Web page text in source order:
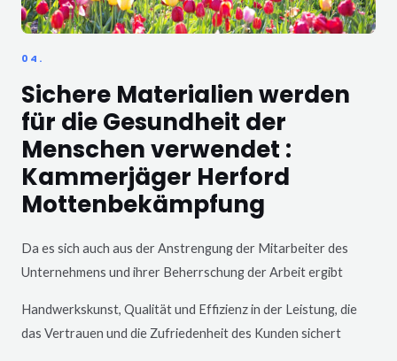
04.
Sichere Materialien werden
für die Gesundheit der
Menschen verwendet :
Kammerjäger Herford
Mottenbekämpfung
Da es sich auch aus der Anstrengung der Mitarbeiter des
Unternehmens und ihrer Beherrschung der Arbeit ergibt
Handwerkskunst, Qualität und Effizienz in der Leistung, die
das Vertrauen und die Zufriedenheit des Kunden sichert